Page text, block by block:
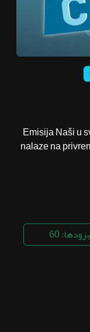
Emisija Naši u
nalaze na
60